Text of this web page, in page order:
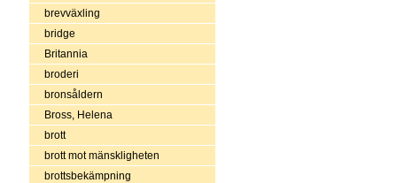
brevväxling
bridge
Britannia
broderi
bronsåldern
Bross, Helena
brott
brott mot mänskligheten
brottsbekämpning